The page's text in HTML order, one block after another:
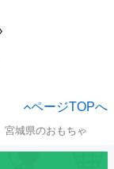
ページTOPへ
宮城県のおもちゃ